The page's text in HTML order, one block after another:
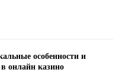
особенности и
онлайн казино